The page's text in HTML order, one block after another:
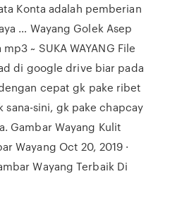
Konta adalah pemberian
… Wayang Golek Asep
~ SUKA WAYANG File
di google drive biar pada
cepat gk pake ribet
sana-sini, gk pake chapcay
Gambar Wayang Kulit
Wayang Oct 20, 2019 ·
Wayang Terbaik Di